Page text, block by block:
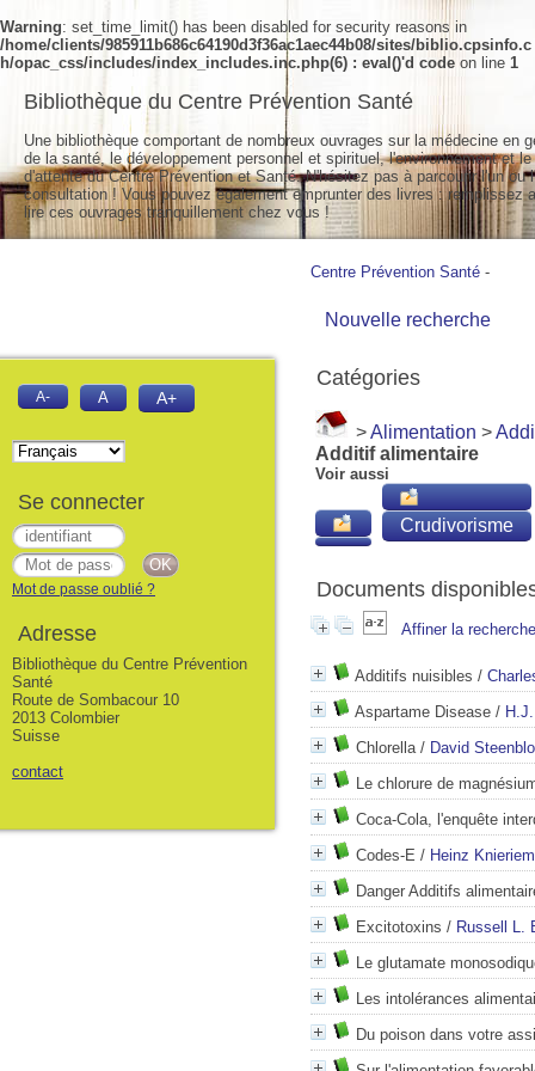
Warning: set_time_limit() has been disabled for security reasons in
/home/clients/985911b686c64190d3f36ac1aec44b08/sites/biblio.cpsinfo.c
h/opac_css/includes/index_includes.inc.php(6) : eval()'d code on line 1
Centre Prévention Santé -
Nouvelle recherche
Catégories
>Alimentation >
Additif alimentaire
Voir aussi
Crudivorisme
Documents
Affiner la recherche
Additifs nuisibles /
Aspartame Disease /
Chlorella/ David
Le chlorure de
Coca-Cola, l'enquête
Codes-E / Heinz
Danger Additifs
Excitotoxins / Russell L.
Le glutamate
Les intolérances
Du poison dans votre
Bibliothèque du Centre Prévention Santé
Une bibliothèque comportant de nombreux ouvrages sur la médecine en
de la santé, le développement personnel et spirituel, l'environnement et
d'attente du Centre Prévention et Santé. N'hésitez pas à parcourir l'un
consultation ! Vous pouvez également emprunter des livres : remplissez
lire ces ouvrages tranquillement chez vous !
A- A A+
Se connecter
Mot de passe oublié ?
Adresse
Bibliothèque du Centre Prévention
Santé
Route de Sombacour 10
2013 Colombier
Suisse
contact